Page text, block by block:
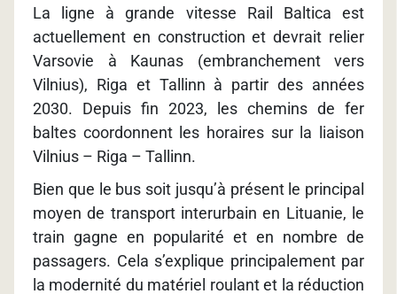
La ligne à grande vitesse Rail Baltica est
actuellement en construction et devrait relier
Varsovie à Kaunas (embranchement vers
Vilnius), Riga et Tallinn à partir des années
2030. Depuis fin 2023, les chemins de fer
baltes coordonnent les horaires sur la liaison
Vilnius – Riga – Tallinn.
Bien que le bus soit jusqu’à présent le principal
moyen de transport interurbain en Lituanie, le
train gagne en popularité et en nombre de
passagers. Cela s’explique principalement par
la modernité du matériel roulant et la réduction